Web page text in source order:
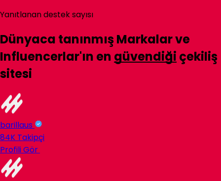
Yanıtlanan destek sayısı
Dünyaca tanınmışMarkalarve
Influencerlar'ın en güvendiği çekiliş
sitesi
barillaus
84K Takipçi
Profili Gör